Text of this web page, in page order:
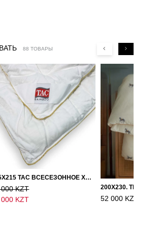
88 ТОВАРЫ
155Х215 TAC ВСЕСЕЗОННОЕ ХЛОПКОВОЕ ОДЕЯЛО ИЗ БАМБУКОВОГО ВОЛОКНА
KZT
KZT
52 000 KZT